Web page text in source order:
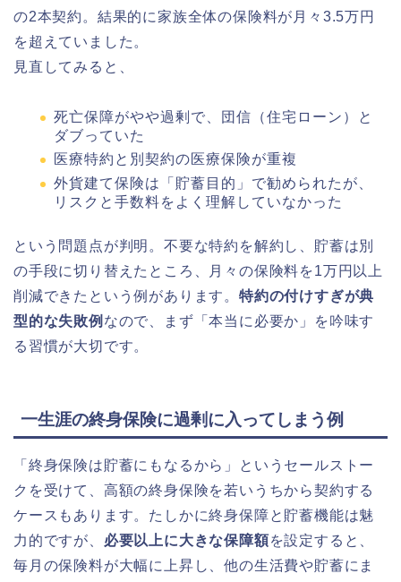
の2本契約。結果的に家族全体の保険料が月々3.5万円
を超えていました。
見直してみると、
死亡保障がやや過剰で、団信（住宅ローン）と
ダブっていた
医療特約と別契約の医療保険が重複
外貨建て保険は「貯蓄目的」で勧められたが、
リスクと手数料をよく理解していなかった
という問題点が判明。不要な特約を解約し、貯蓄は別
の手段に切り替えたところ、月々の保険料を1万円以上
削減できたという例があります。 特約の付けすぎが典
型的な失敗例 なので、まず「本当に必要か」を吟味す
る習慣が大切です。
一生涯の終身保険に過剰に入ってしまう例
「終身保険は貯蓄にもなるから」というセールストー
クを受けて、高額の終身保険を若いうちから契約する
ケースもあります。たしかに終身保障と貯蓄機能は魅
力的ですが、 必要以上に大きな保障額 を設定すると、
毎月の保険料が大幅に上昇し、他の生活費や貯蓄にま